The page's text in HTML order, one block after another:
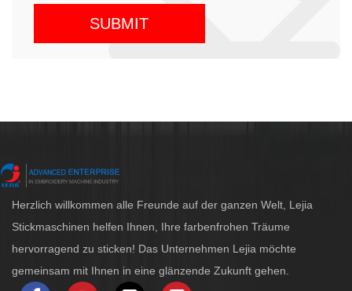
Herzlich willkommen alle Freunde auf der ganzen Welt, Lejia
Stickmaschinen helfen Ihnen, Ihre farbenfrohen Träume
hervorragend zu sticken! Das Unternehmen Lejia möchte
gemeinsam mit Ihnen in eine glänzende Zukunft gehen.